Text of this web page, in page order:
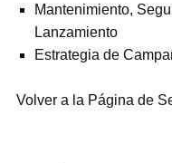
Mantenimiento,
Lanzamiento
Estrategia de
Volver a la Página de